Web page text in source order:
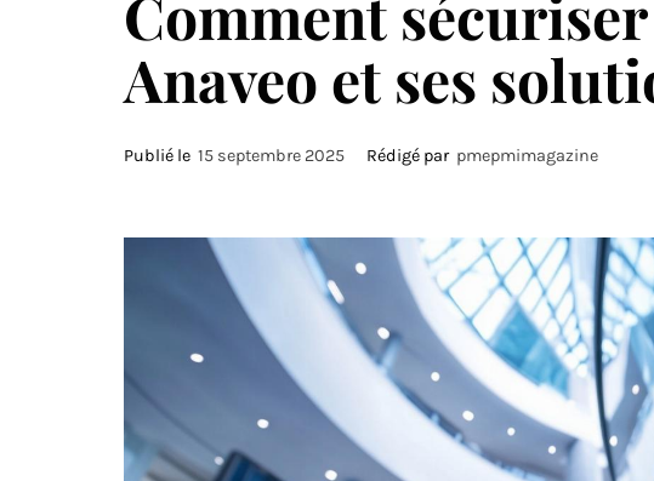
Comment
Anaveo et ses
Publié le 15 septembre 2025 Rédigé par pmepmimagazine